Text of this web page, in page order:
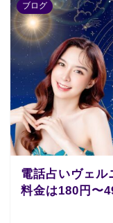
ブログ
電話占いヴェル
料金は180円〜